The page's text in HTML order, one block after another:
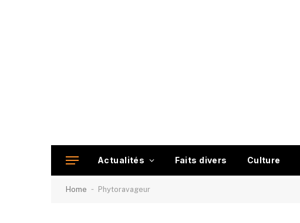
Actualités Faits divers Culture
Home - Phytoravageur